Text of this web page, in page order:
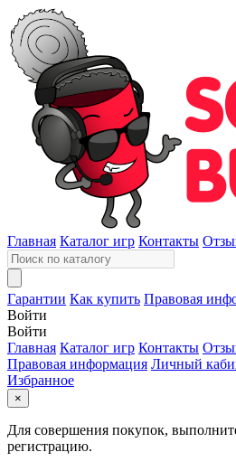
Главная Каталог игр Контакты
Гарантии Как купить Правовая
Войти
Войти
Главная Каталог игр Контакты
Правовая информация Личный
Избранное
×
Для совершения покупок,
регистрацию.